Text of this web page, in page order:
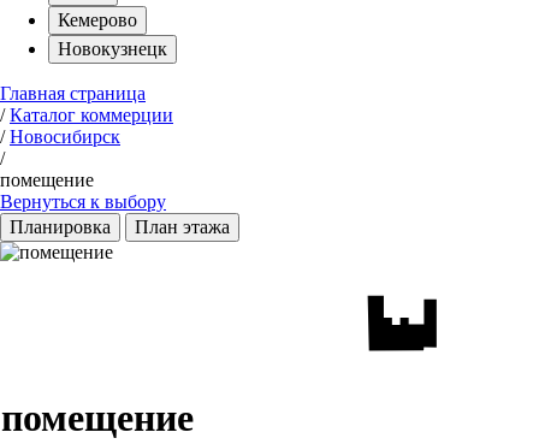
Кемерово
Новокузнецк
Главная страница
/Каталог коммерции
/Новосибирск
/
помещение
Вернуться к выбору
Планировка
План этажа
помещение